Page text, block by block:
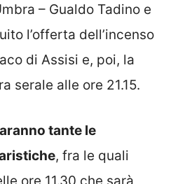
– Gualdo Tadino e
l’offerta dell’incenso
di Assisi e, poi, la
serale alle ore 21.15.
tante le
, fra le quali
ore 11.30 che sarà